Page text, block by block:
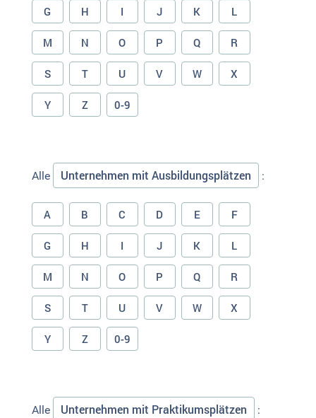
G H I J K L
M N O P Q R
S T U V W X
Y Z 0-9
Alle Unternehmen mit Ausbildungsplätzen :
A B C D E F
G H I J K L
M N O P Q R
S T U V W X
Y Z 0-9
Alle Unternehmen mit Praktikumsplätzen :